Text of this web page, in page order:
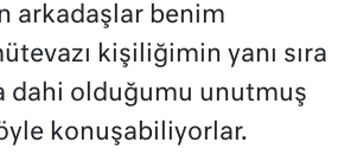
arkadaşlar benim
kişiliğimin yanı sıra
dahi olduğumu unutmuş
konuşabiliyorlar.